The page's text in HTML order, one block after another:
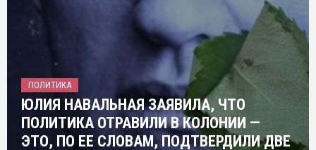
ПОЛИТИКА
ЮЛИЯ НАВАЛЬНАЯ ЗАЯВИЛА, ЧТО
ПОЛИТИКА ОТРАВИЛИ В КОЛОНИИ —
ЭТО, ПО ЕЕ СЛОВАМ, ПОДТВЕРДИЛИ ДВЕ